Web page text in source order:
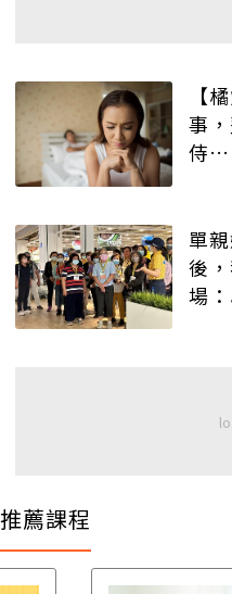
【
事
侍
單
後
場
推薦課程